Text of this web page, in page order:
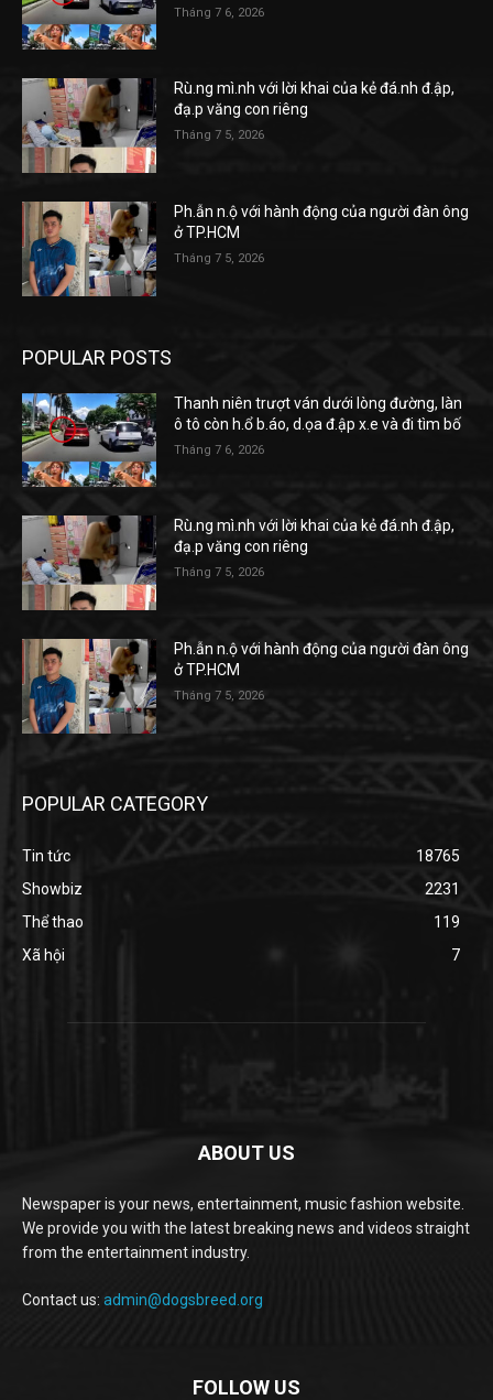
Tháng 7 6, 2026
Rù.ng mì.nh với lời khai của kẻ đá.nh đ.ập,
đạ.p văng con riêng
Tháng 7 5, 2026
Ph.ẫn n.ộ với hành động của người đàn ông
ở TP.HCM
Tháng 7 5, 2026
POPULAR POSTS
Thanh niên trượt ván dưới lòng đường, làn
ô tô còn h.ổ b.áo, d.ọa đ.ập x.e và đi tìm bố
Tháng 7 6, 2026
Rù.ng mì.nh với lời khai của kẻ đá.nh đ.ập,
đạ.p văng con riêng
Tháng 7 5, 2026
Ph.ẫn n.ộ với hành động của người đàn ông
ở TP.HCM
Tháng 7 5, 2026
POPULAR CATEGORY
Tin tức
18765
Showbiz
2231
Thể thao
119
Xã hội
7
ABOUT US
Newspaper is your news, entertainment, music fashion website.
We provide you with the latest breaking news and videos straight
from the entertainment industry.
Contact us: admin@dogsbreed.org
FOLLOW US